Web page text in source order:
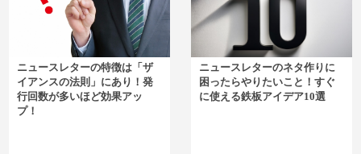
ニュースレターの特徴は「ザ
イアンスの法則」にあり！発
行回数が多いほど効果アッ
プ！
ニュースレターのネタ作りに
困ったらやりたいこと！すぐ
に使える鉄板アイデア10選